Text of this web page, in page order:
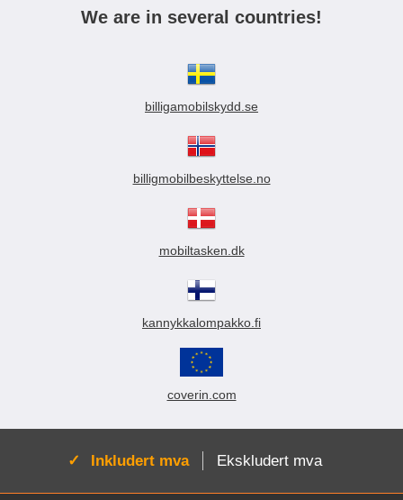
We are in several countries!
billigamobilskydd.se
billigmobilbeskyttelse.no
mobiltasken.dk
kannykkalompakko.fi
coverin.com
Aktiv:
Inkludert mva Ekskludert mva